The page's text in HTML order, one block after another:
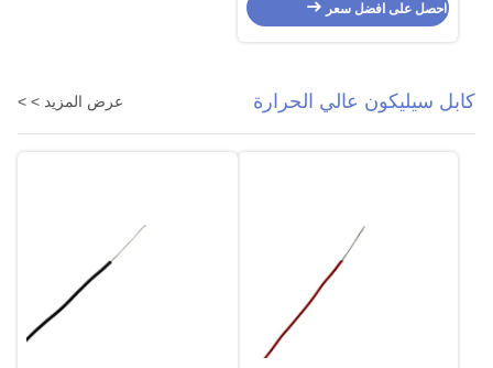
احصل على افضل سعر
كابل سيليكون عالي الحرارة عرض المزيد > >